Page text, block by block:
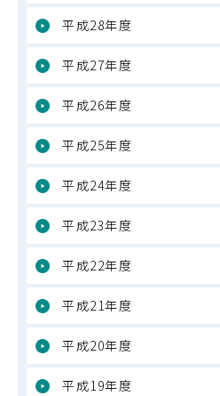
平成28年度
平成27年度
平成26年度
平成25年度
平成24年度
平成23年度
平成22年度
平成21年度
平成20年度
平成19年度